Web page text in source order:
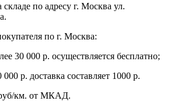
по адресу г. Москва ул.
по г. Москва:
30 000 р. осуществляется бесплатно;
р. доставка составляет 1000 р.
км. от МКАД.